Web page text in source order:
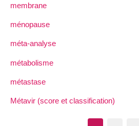
membrane
ménopause
méta-analyse
métabolisme
métastase
Métavir (score et classification)